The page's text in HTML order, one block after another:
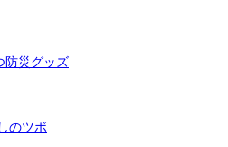
防災グッズ
のツボ